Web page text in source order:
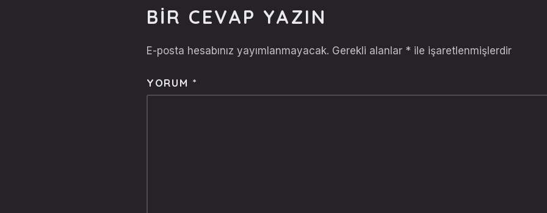
BIR CEVAP YAZIN
E-posta hesabınız yayımlanmayacak. Gerekli alanlar * ile işaretlenmişlerdir
YORUM *